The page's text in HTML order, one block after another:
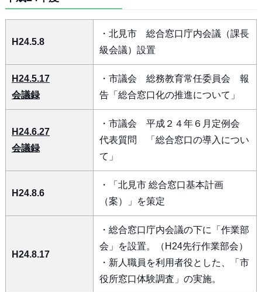
H24.5.8
・北見市 総合窓口庁内会議（課長
級会議）設置
H24.5.17
会議録
・市議会 総務教育常任委員会 報
告「総合窓口化の推進について」
H24.6.27
会議録
・市議会 平成２４年６月定例会
代表質問 「総合窓口の導入につい
て」
H24.8.6
・「北見市 総合窓口基本計画
（案）」を策定
H24.8.17
・総合窓口庁内会議の下に「作業部
会」を設置。（H24先行作業部会）
・新人職員を利用者役とした、「市
役所窓口体験調査」の実施。